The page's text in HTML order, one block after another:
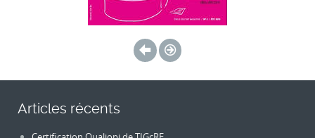
Articles récents